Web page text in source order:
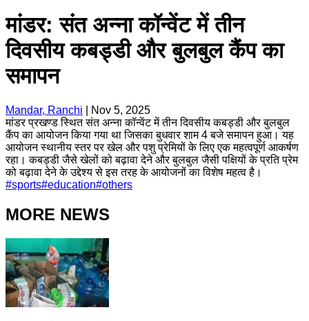
मांडर: संत अन्ना कॉन्वेंट में तीन
दिवसीय कबड्डी और बुलबुल कैंप का
समापन
Mandar, Ranchi
Nov 5, 2025
मांडर प्रखण्ड स्थित संत अन्ना कॉन्वेंट में तीन दिवसीय कबड्डी और बुलबुल
कैंप का आयोजन किया गया था जिसका बुधवार शाम 4 बजे समापन हुआ। यह
आयोजन स्थानीय स्तर पर खेल और पशु प्रेमियों के लिए एक महत्वपूर्ण आकर्षण
रहा। कबड्डी जैसे खेलों को बढ़ावा देने और बुलबुल जैसी पक्षियों के प्रति प्रेम
को बढ़ावा देने के उद्देश्य से इस तरह के आयोजनों का विशेष महत्व है।
#sports#education#others
MORE NEWS